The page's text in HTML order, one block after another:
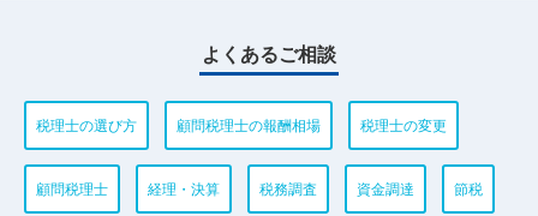
よくあるご相談
税理士の選び方 顧問税理士の報酬相場 税理士の変更
顧問税理士 経理・決算 税務調査 資金調達 節税